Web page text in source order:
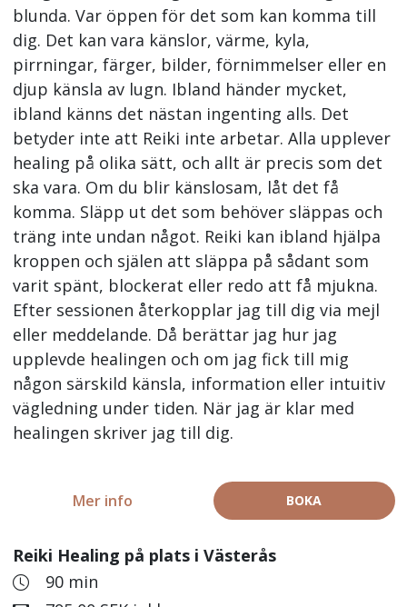
blunda. Var öppen för det som kan komma till
dig. Det kan vara känslor, värme, kyla,
pirrningar, färger, bilder, förnimmelser eller en
djup känsla av lugn. Ibland händer mycket,
ibland känns det nästan ingenting alls. Det
betyder inte att Reiki inte arbetar. Alla upplever
healing på olika sätt, och allt är precis som det
ska vara. Om du blir känslosam, låt det få
komma. Släpp ut det som behöver släppas och
träng inte undan något. Reiki kan ibland hjälpa
kroppen och själen att släppa på sådant som
varit spänt, blockerat eller redo att få mjukna.
Efter sessionen återkopplar jag till dig via mejl
eller meddelande. Då berättar jag hur jag
upplevde healingen och om jag fick till mig
någon särskild känsla, information eller intuitiv
vägledning under tiden. När jag är klar med
healingen skriver jag till dig.
BOKA
Mer info
Reiki Healing på plats i Västerås
90 min